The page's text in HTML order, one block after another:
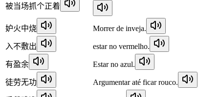
被当场抓个正着
妒火中烧 Morrer de inveja.
入不敷出 estar no vermelho.
有盈余 Estar no azul.
徒劳无功 Argumentar até ficar rouco.